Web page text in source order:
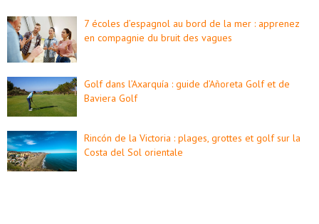
7 écoles d’espagnol au bord de la mer : apprenez
en compagnie du bruit des vagues
Golf dans l’Axarquía : guide d’Añoreta Golf et de
Baviera Golf
Rincón de la Victoria : plages, grottes et golf sur la
Costa del Sol orientale